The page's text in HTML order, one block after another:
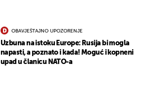
OBAVJEŠTAJNO UPOZORENJE
Uzbuna na istoku Europe: Rusija bi mogla
napasti, a poznato i kada! Moguć i kopneni
upad u članicu NATO-a